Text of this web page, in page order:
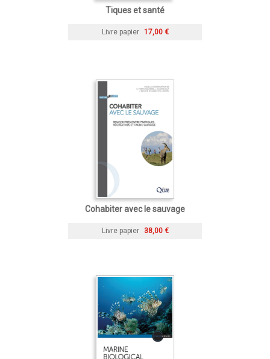
Tiques et santé
Livre papier 17,00 €
Cohabiter avec le sauvage
Livre papier 38,00 €